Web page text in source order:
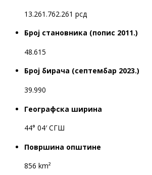
13.261.762.261 рсд
Број становника (попис 2011.)
48.615
Број бирача (септембар 2023.)
39.990
Географска ширина
44° 04′ СГШ
Површина општине
856 km²